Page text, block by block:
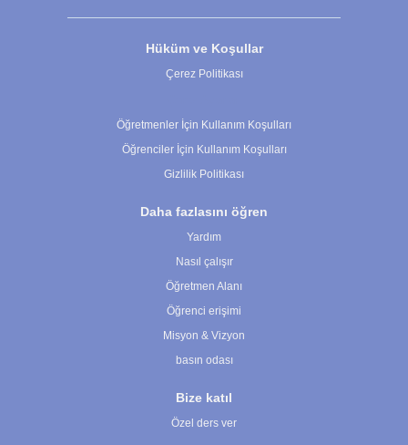
Hüküm ve Koşullar
Çerez Politikası
Öğretmenler İçin Kullanım Koşulları
Öğrenciler İçin Kullanım Koşulları
Gizlilik Politikası
Daha fazlasını öğren
Yardım
Nasıl çalışır
Öğretmen Alanı
Öğrenci erişimi
Misyon & Vizyon
basın odası
Bize katıl
Özel ders ver